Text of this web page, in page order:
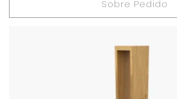
Sobre Pedido